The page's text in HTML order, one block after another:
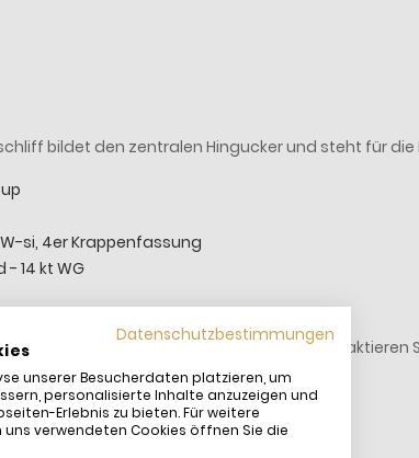
bildet den zentralen Hingucker und steht für die
si, 4er Krappenfassung
14 kt WG
Ring auch in weiteren Größen an. Bitte kontaktieren
Datenschutzbestimmungen
unserer Besucherdaten platzieren, um
personalisierte Inhalte anzuzeigen und
Erlebnis zu bieten. Für weitere
verwendeten Cookies öffnen Sie die